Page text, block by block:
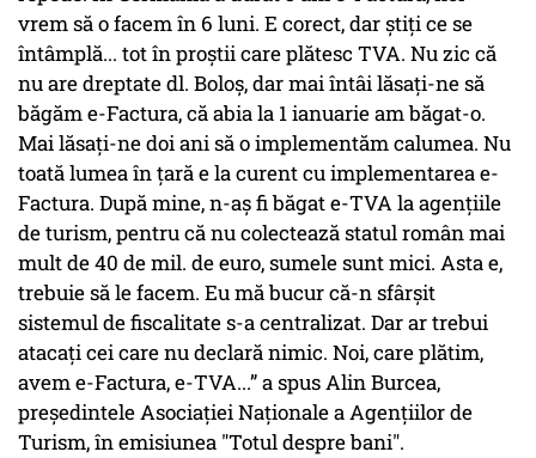
vrem să o facem în 6 luni. E corect, dar știți ce se
întâmplă... tot în proștii care plătesc TVA. Nu zic că
nu are dreptate dl. Boloș, dar mai întâi lăsați-ne să
băgăm e-Factura, că abia la 1 ianuarie am băgat-o.
Mai lăsați-ne doi ani să o implementăm calumea. Nu
toată lumea în țară e la curent cu implementarea e-
Factura. După mine, n-aș fi băgat e-TVA la agențiile
de turism, pentru că nu colectează statul român mai
mult de 40 de mil. de euro, sumele sunt mici. Asta e,
trebuie să le facem. Eu mă bucur că-n sfârșit
sistemul de fiscalitate s-a centralizat. Dar ar trebui
atacați cei care nu declară nimic. Noi, care plătim,
avem e-Factura, e-TVA...” a spus Alin Burcea,
preşedintele Asociaţiei Naţionale a Agenţiilor de
Turism, în emisiunea "Totul despre bani".